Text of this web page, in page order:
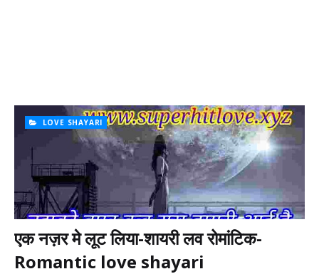
LOVE SHAYARI
एक नज़र मे लूट लिया-शायरी लव रोमांटिक-
Romantic love shayari